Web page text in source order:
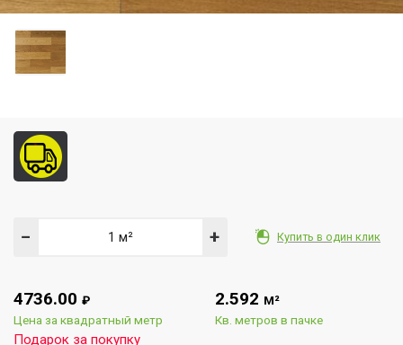
Купить в один клик
− +
4736.00 ₽
Цена за квадратный метр
Подарок за покупку
2.592 М²
Кв. метров в пачке